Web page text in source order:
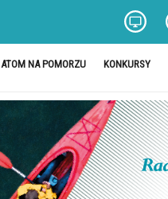
ATOM NA POMORZU KONKURSY